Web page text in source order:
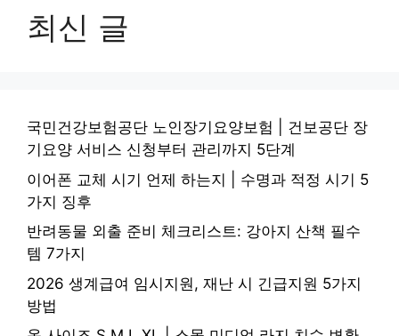
최신 글
국민건강보험공단 노인장기요양보험 | 건보공단 장
기요양 서비스 신청부터 관리까지 5단계
이어폰 교체 시기 언제 하는지 | 수명과 적정 시기 5
가지 징후
반려동물 외출 준비 체크리스트: 강아지 산책 필수
템 7가지
2026 생계급여 임시지원, 재난 시 긴급지원 5가지
방법